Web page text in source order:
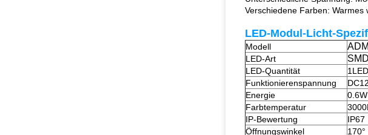
Verschiedene Farben:
LED-Modul-Licht-
Modell
LED-Art
LED-Quantität
1LED
Funktionierenspannung
Energie
0.6W
Farbtemperatur
IP-Bewertung
IP67
Öffnungswinkel
170°